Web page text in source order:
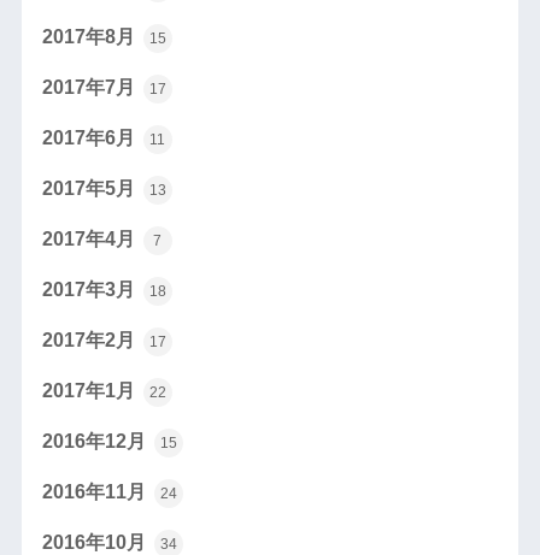
2017年8月 15
2017年7月 17
2017年6月 11
2017年5月 13
2017年4月 7
2017年3月 18
2017年2月 17
2017年1月 22
2016年12月 15
2016年11月 24
2016年10月 34